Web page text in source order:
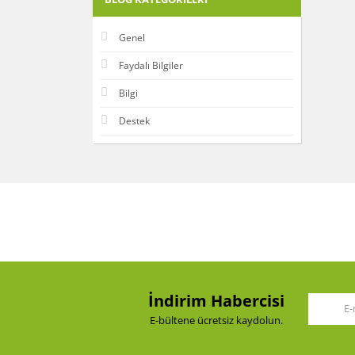
Genel
Faydalı Bilgiler
Bilgi
Destek
İndirim Habercisi
E-bültene ücretsiz kaydolun.